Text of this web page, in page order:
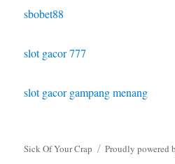
sbobet88
slot gacor 777
slot gacor gampang menang
Sick Of Your Crap Proudly powered